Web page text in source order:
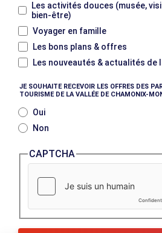
Les activités douces (musée,
bien-être)
Voyager en famille
Les bons plans & offres
Les nouveautés & actualités de
JE SOUHAITE RECEVOIR LES OFFRES DES
TOURISME DE LA VALLÉE DE CHAMONIX-
Oui
Non
CAPTCHA